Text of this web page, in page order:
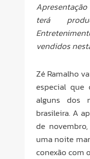
terá
vendidos
Zé Ramalho
especial que
alguns dos
brasileira. A
de
uma noite
conexão com